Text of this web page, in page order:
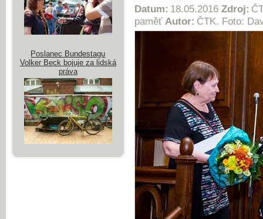
Datum: 18.05.2016 Zdroj:
paměť Autor: ČTK. Foto:
Poslanec Bundestagu
Volker Beck bojuje za lidská
práva